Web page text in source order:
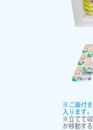
※ご飯付
入ります。
※立てて収
が移動す